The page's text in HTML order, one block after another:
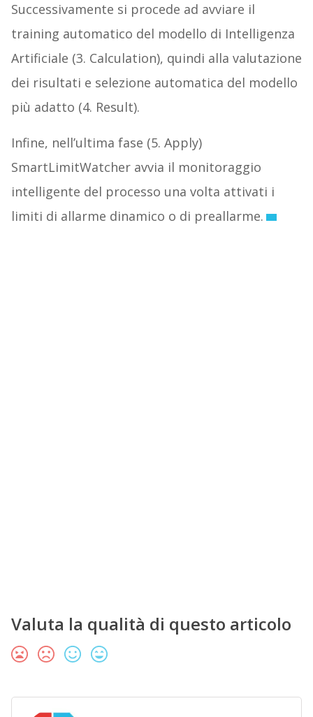
Successivamente si procede ad avviare il
training automatico del modello di Intelligenza
Artificiale (3. Calculation), quindi alla valutazione
dei risultati e selezione automatica del modello
più adatto (4. Result).
Infine, nell’ultima fase (5. Apply)
SmartLimitWatcher avvia il monitoraggio
intelligente del processo una volta attivati i
limiti di allarme dinamico o di preallarme.
Valuta la qualità di questo articolo